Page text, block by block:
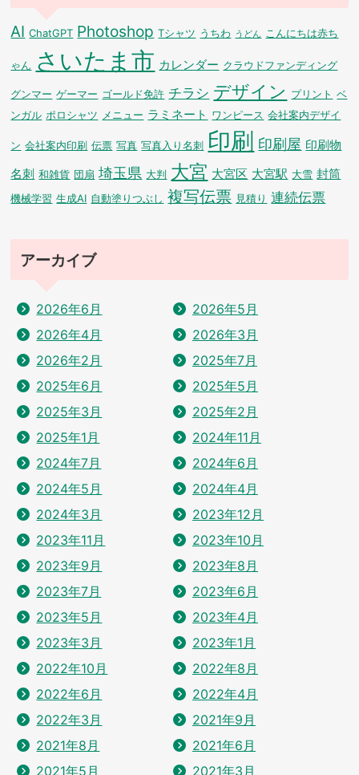
AI ChatGPT Photoshop Tシャツ うちわ うどん こんにちは赤ち
ゃん さいたま市 カレンダー クラウドファンディング
グンマー ゲーマー ゴールド免許 チラシ デザイン プリント ベ
ンガル ポロシャツ メニュー ラミネート ワンピース 会社案内デザイ
ン 会社案内印刷 伝票 写真 写真入り名刺 印刷 印刷屋 印刷物
名刺 和雑貨 団扇 埼玉県 大判 大宮 大宮区 大宮駅 大雪 封筒
機械学習 生成AI 自動塗りつぶし 複写伝票 見積り 連続伝票
アーカイブ
2026年6月
2026年5月
2026年4月
2026年3月
2026年2月
2025年7月
2025年6月
2025年5月
2025年3月
2025年2月
2025年1月
2024年11月
2024年7月
2024年6月
2024年5月
2024年4月
2024年3月
2023年12月
2023年11月
2023年10月
2023年9月
2023年8月
2023年7月
2023年6月
2023年5月
2023年4月
2023年3月
2023年1月
2022年10月
2022年8月
2022年6月
2022年4月
2022年3月
2021年9月
2021年8月
2021年6月
2021年5月
2021年3月